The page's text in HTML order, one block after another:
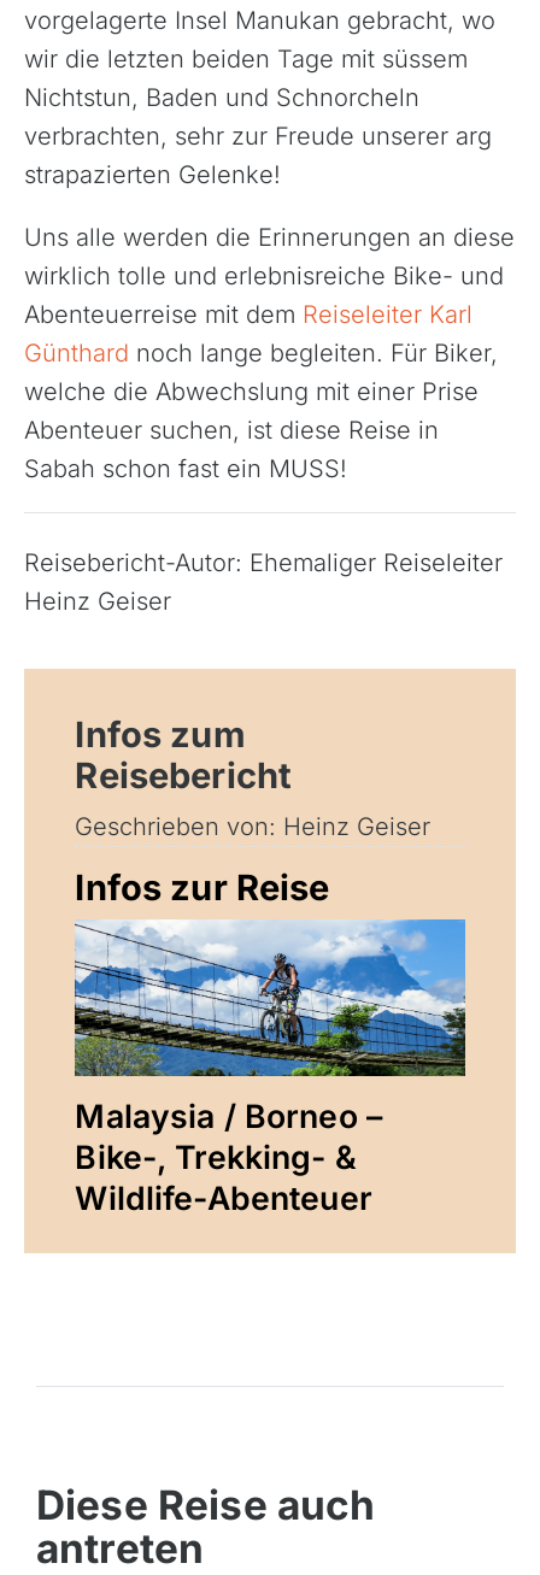
vorgelagerte Insel Manukan gebracht, wo
wir die letzten beiden Tage mit süssem
Nichtstun, Baden und Schnorcheln
verbrachten, sehr zur Freude unserer arg
strapazierten Gelenke!
Uns alle werden die Erinnerungen an diese
wirklich tolle und erlebnisreiche Bike- und
Abenteuerreise mit dem Reiseleiter Karl
Günthard noch lange begleiten. Für Biker,
welche die Abwechslung mit einer Prise
Abenteuer suchen, ist diese Reise in
Sabah schon fast ein MUSS!
Reisebericht-Autor: Ehemaliger Reiseleiter
Heinz Geiser
Infos zum
Reisebericht
Geschrieben von: Heinz Geiser
Infos zur Reise
Malaysia / Borneo –
Bike-, Trekking- &
Wildlife-Abenteuer
Diese Reise auch
antreten